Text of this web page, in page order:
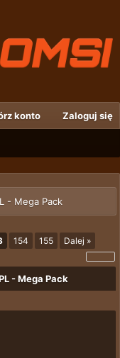
konto Zaloguj się
- Mega Pack
154 155 Dalej »
- Mega Pack